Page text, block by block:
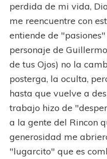
perdida de mi vida,
me reencuentre con
entiende de
personaje de
de tus Ojos) no la
posterga, la oculta,
hasta que vuelve a
trabajo hizo de
a la gente del Rincon
generosidad me
"lugarcito" que es